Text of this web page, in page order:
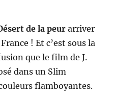
de la peur arriver
! Et c’est sous la
que le film de J.
dans un Slim
flamboyantes.